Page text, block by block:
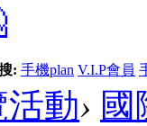
: 手機plan V.I.P會員
動› 國